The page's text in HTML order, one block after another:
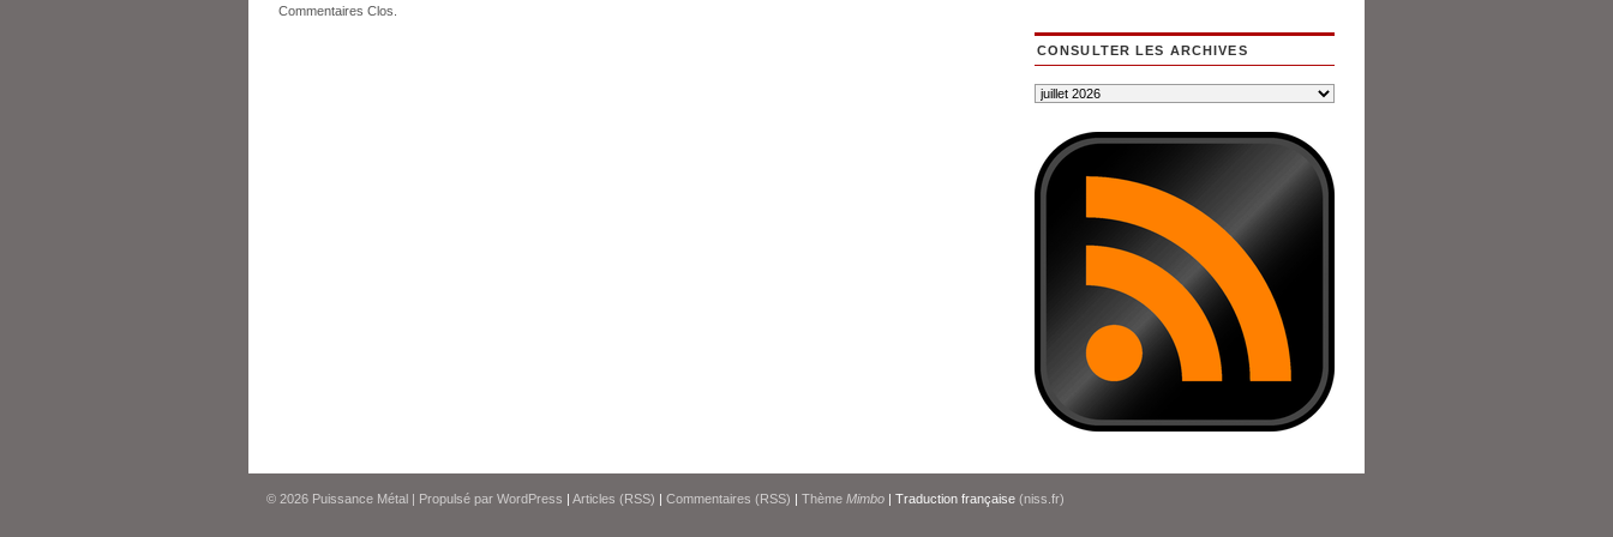
Commentaires Clos.
CONSULTER LES ARCHIVES
© 2026 Puissance Métal | Propulsé par WordPress | Articles (RSS) | Commentaires (RSS) | Thème Mimbo | Traduction française (niss.fr)